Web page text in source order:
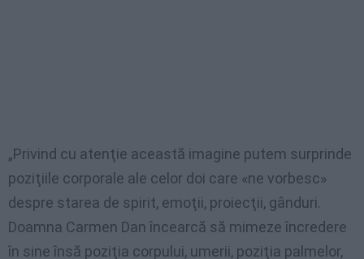
„Privind cu atenţie această imagine putem surprinde
poziţiile corporale ale celor doi care «ne vorbesc»
despre starea de spirit, emoţii, proiecţii, gânduri.
Doamna Carmen Dan încearcă să mimeze încredere
în sine însă poziţia corpului, umerii, poziţia palmelor,